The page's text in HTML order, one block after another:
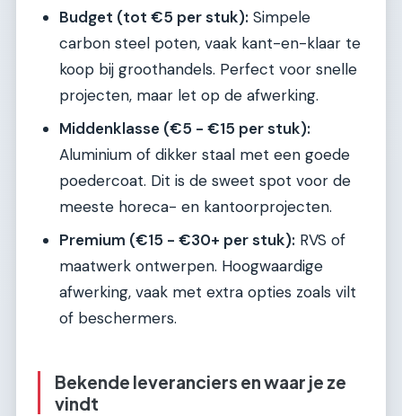
Budget (tot €5 per stuk): Simpele
carbon steel poten, vaak kant-en-klaar te
koop bij groothandels. Perfect voor snelle
projecten, maar let op de afwerking.
Middenklasse (€5 - €15 per stuk):
Aluminium of dikker staal met een goede
poedercoat. Dit is de sweet spot voor de
meeste horeca- en kantoorprojecten.
Premium (€15 - €30+ per stuk): RVS of
maatwerk ontwerpen. Hoogwaardige
afwerking, vaak met extra opties zoals vilt
of beschermers.
Bekende leveranciers en waar je ze
vindt